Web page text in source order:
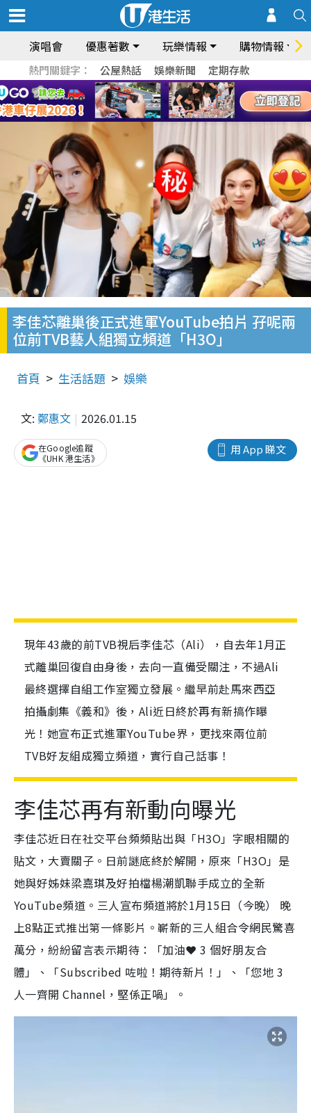
演唱會 優惠著數 玩樂情報 購物情報
熱門關鍵字： 公屋熱話 娛樂新聞 定期存款
李佳芯離巢後正式進軍YouTube拍片 孖呢兩
位前TVB藝人組獨立頻道「H3O」
首頁 生活話題 娛樂
文: 鄭惠文 2026.01.15
用 App 睇文
在Google追蹤
《UHK 港生活》
現年43歲的前TVB視后李佳芯（Ali），自去年1月正
式離巢回復自由身後，去向一直備受關注，不過Ali
最終選擇自組工作室獨立發展。繼早前赴馬來西亞
拍攝劇集《義和》後，Ali近日終於再有新搞作曝
光！她宣布正式進軍YouTube界，更找來兩位前
TVB好友組成獨立頻道，實行自己話事！
李佳芯再有新動向曝光
李佳芯近日在社交平台頻頻貼出與「H3O」字眼相關的
貼文，大賣關子。日前謎底終於解開，原來「H3O」是
她與好姊妹梁嘉琪及好拍檔楊潮凱聯手成立的全新
YouTube頻道。三人宣布頻道將於1月15日（今晚） 晚
上8點正式推出第一條影片。嶄新的三人組合令網民驚喜
萬分，紛紛留言表示期待：「加油❤️ 3 個好朋友合
體」、「Subscribed 咗啦！期待新片！」、「您地 3
人一齊開 Channel，堅係正喎」。